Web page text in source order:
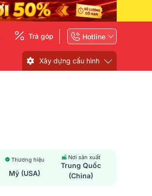
Trả góp Hotline
Xây dựng cấu hình
Thương hiệu
Mỹ (USA)
Nơi sản xuất
Trung Quốc
(China)